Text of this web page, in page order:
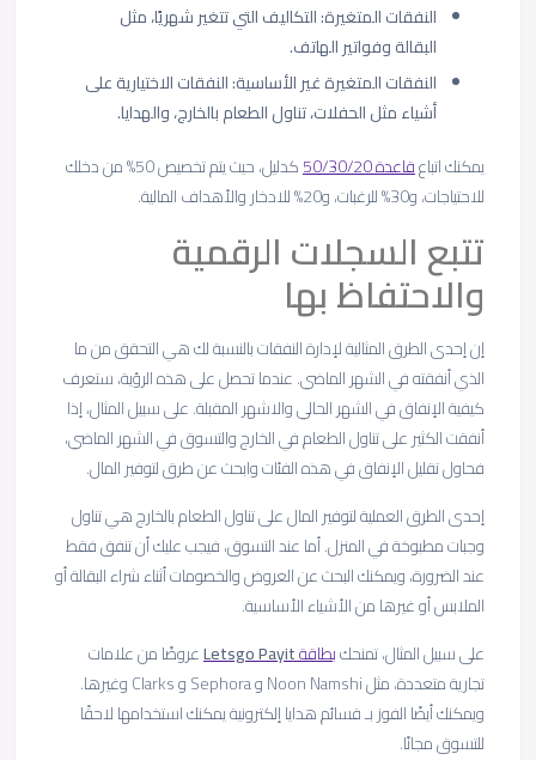
النفقات المتغيرة: التكاليف التي تتغير شهريًا، مثل
البقالة وفواتير الهاتف.
النفقات المتغيرة غير الأساسية: النفقات الاختيارية على
أشياء مثل الحفلات، تناول الطعام بالخارج، والهدايا.
يمكنك اتباعقاعدة 50/30/20
كدليل، حيث يتم تخصيص 50% من دخلك
للاحتياجات، و30% للرغبات، و20% للادخار والأهداف المالية.
تتبع السجلات الرقمية
والاحتفاظ بها
إن إحدى الطرق المثالية لإدارة النفقات بالنسبة لك هي التحقق من ما
الذي أنفقته في الشهر الماضي. عندما تحصل على هذه الرؤية، ستعرف
كيفية الإنفاق في الشهر الحالي والاشهر المقبلة. على سبيل المثال، إذا
أنفقت الكثير على تناول الطعام في الخارج والتسوق في الشهر الماضي،
فحاول تقليل الإنفاق في هذه الفئات وابحث عن طرق لتوفير المال.
إحدى الطرق العملية لتوفير المال على تناول الطعام بالخارج هي تناول
وجبات مطبوخة في المنزل. أما عند التسوق، فيجب عليك أن تنفق فقط
عند الضرورة، ويمكنك البحث عن العروض والخصومات أثناء شراء البقالة أو
الملابس أو غيرها من الأشياء الأساسية.
على سبيل المثال، تمنحكبطاقة LetsgoPayit
عروضًا من علامات
تجارية متعددة، مثل Noon Namshi و Sephora و Clarks وغيرها.
ويمكنك أيضًا الفوز بـ قسائم هدايا إلكترونية يمكنك استخدامها لاحقًا
للتسوق مجانًا.